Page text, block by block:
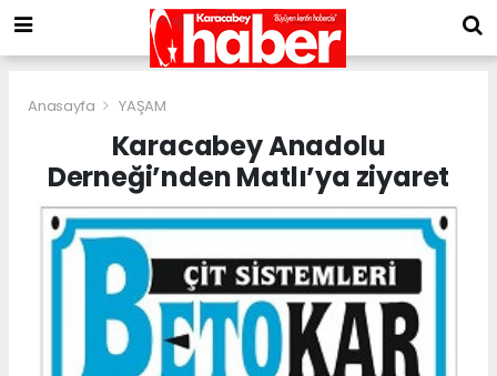
Anasayfa YAŞAM
Karacabey Anadolu
Derneği’nden Matlı’ya ziyaret